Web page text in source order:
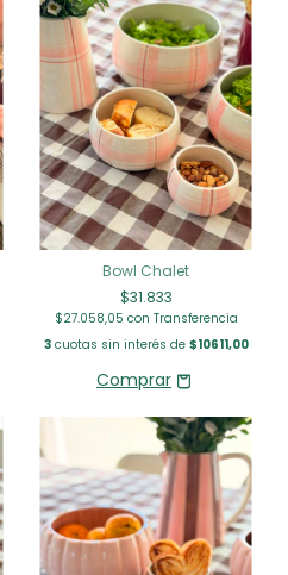
Bowl Chalet
$31.833
$27.058,05 con Transferencia
3cuotas sin interés de $10611,00